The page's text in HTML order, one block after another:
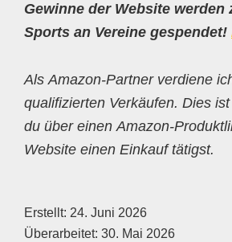
Gewinne der Website werden
Sports an Vereine gespendet!
Als Amazon-Partner verdiene
qualifizierten Verkäufen. Dies
du über einen Amazon-
Website einen Einkauf tätigst.
Erstellt: 24. Juni 2026
Überarbeitet: 30. Mai 2026